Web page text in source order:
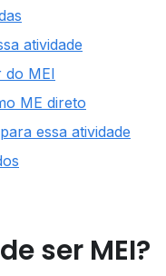
atividade
do MEI
ME direto
essa atividade
ser MEI?